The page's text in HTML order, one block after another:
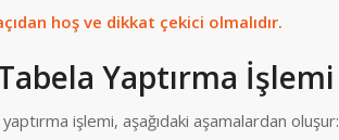
hoş ve dikkat çekici olmalıdır.
Yaptırma İşlemi
işlemi, aşağıdaki aşamalardan oluşur: